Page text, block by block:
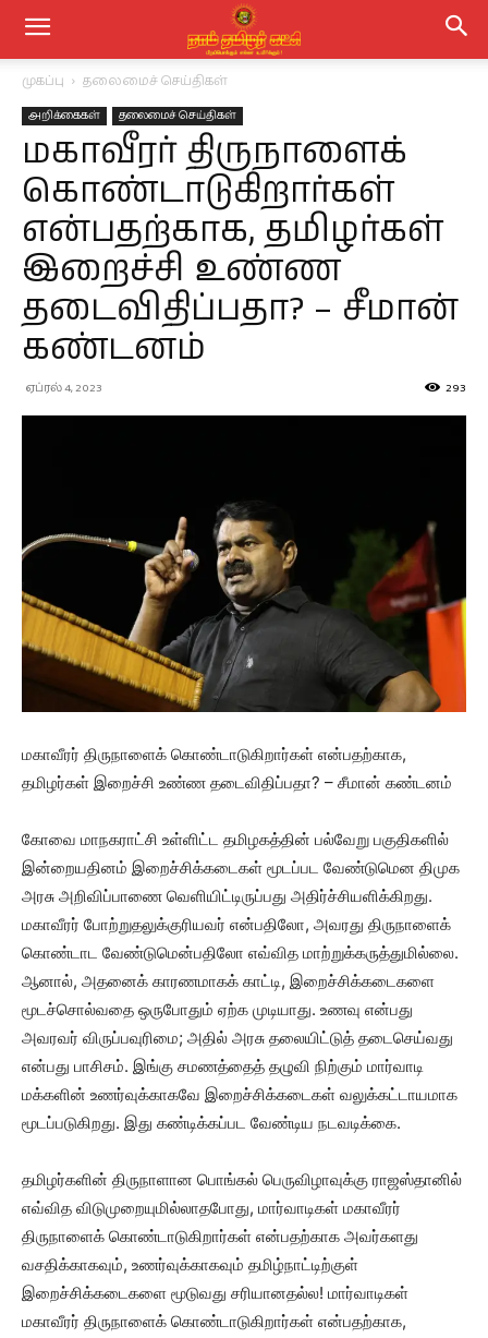
முகப்பு தலைமைச் செய்திகள்
அறிக்கைகள் தலைமைச் செய்திகள்
மகாவீரர் திருநாளைக்
கொண்டாடுகிறார்கள்
என்பதற்காக, தமிழர்கள்
இறைச்சி உண்ண
தடைவிதிப்பதா? – சீமான்
கண்டனம்
ஏப்ரல் 4, 2023 293
மகாவீரர் திருநாளைக் கொண்டாடுகிறார்கள் என்பதற்காக,
தமிழர்கள் இறைச்சி உண்ண தடைவிதிப்பதா? – சீமான் கண்டனம்
கோவை மாநகராட்சி உள்ளிட்ட தமிழகத்தின் பல்வேறு பகுதிகளில்
இன்றையதினம் இறைச்சிக்கடைகள் மூடப்பட வேண்டுமென திமுக
அரசு அறிவிப்பாணை வெளியிட்டிருப்பது அதிர்ச்சியளிக்கிறது.
மகாவீரர் போற்றுதலுக்குரியவர் என்பதிலோ, அவரது திருநாளைக்
கொண்டாட வேண்டுமென்பதிலோ எவ்வித மாற்றுக்கருத்துமில்லை.
ஆனால், அதனைக் காரணமாகக் காட்டி, இறைச்சிக்கடைகளை
மூடச்சொல்வதை ஒருபோதும் ஏற்க முடியாது. உணவு என்பது
அவரவர் விருப்பவுரிமை; அதில் அரசு தலையிட்டுத் தடைசெய்வது
என்பது பாசிசம். இங்கு சமணத்தைத் தழுவி நிற்கும் மார்வாடி
மக்களின் உணர்வுக்காகவே இறைச்சிக்கடைகள் வலுக்கட்டாயமாக
மூடப்படுகிறது. இது கண்டிக்கப்பட வேண்டிய நடவடிக்கை.
தமிழர்களின் திருநாளான பொங்கல் பெருவிழாவுக்கு ராஜஸ்தானில்
எவ்வித விடுமுறையுமில்லாதபோது, மார்வாடிகள் மகாவீரர்
திருநாளைக் கொண்டாடுகிறார்கள் என்பதற்காக அவர்களது
வசதிக்காகவும், உணர்வுக்காகவும் தமிழ்நாட்டிற்குள்
இறைச்சிக்கடைகளை மூடுவது சரியானதல்ல! மார்வாடிகள்
மகாவீரர் திருநாளைக் கொண்டாடுகிறார்கள் என்பதற்காக,